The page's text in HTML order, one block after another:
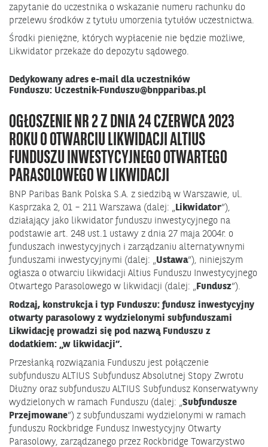
zapytanie do uczestnika o wskazanie numeru rachunku do
przelewu środków z tytułu umorzenia tytułów uczestnictwa.
Środki pieniężne, których wypłacenie nie będzie możliwe,
Likwidator przekaże do depozytu sądowego.
Dedykowany adres e-mail dla uczestników
Funduszu: Uczestnik-Funduszu@bnpparibas.pl
OGŁOSZENIE NR 2 Z DNIA 24 CZERWCA 2023
ROKU O OTWARCIU LIKWIDACJI ALTIUS
FUNDUSZU INWESTYCYJNEGO OTWARTEGO
PARASOLOWEGO W LIKWIDACJI
BNP Paribas Bank Polska S.A. z siedzibą w Warszawie, ul.
Kasprzaka 2, 01 – 211 Warszawa (dalej: „Likwidator”),
działający jako likwidator funduszu inwestycyjnego na
podstawie art. 248 ust.1 ustawy z dnia 27 maja 2004r. o
funduszach inwestycyjnych i zarządzaniu alternatywnymi
funduszami inwestycyjnymi (dalej: „Ustawa”), niniejszym
ogłasza o otwarciu likwidacji Altius Funduszu Inwestycyjnego
Otwartego Parasolowego w likwidacji (dalej: „Fundusz”).
Rodzaj, konstrukcja i typ Funduszu: fundusz inwestycyjny
otwarty parasolowy z wydzielonymi subfunduszami
Likwidację prowadzi się pod nazwą Funduszu z
dodatkiem: „w likwidacji”.
Przesłanką rozwiązania Funduszu jest połączenie
subfunduszu ALTIUS Subfundusz Absolutnej Stopy Zwrotu
Dłużny oraz subfunduszu ALTIUS Subfundusz Konserwatywny
wydzielonych w ramach Funduszu (dalej: „Subfundusze
Przejmowane”) z subfunduszami wydzielonymi w ramach
funduszu Rockbridge Fundusz Inwestycyjny Otwarty
Parasolowy, zarządzanego przez Rockbridge Towarzystwo